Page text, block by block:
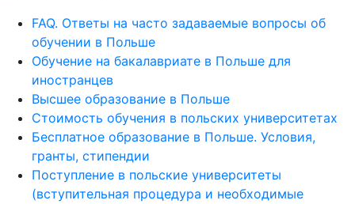
FAQ. Ответы на часто задаваемые вопросы об
обучении в Польше
Обучение на бакалавриате в Польше для
иностранцев
Высшее образование в Польше
Стоимость обучения в польских университетах
Бесплатное образование в Польше. Условия,
гранты, стипендии
Поступление в польские университеты
(вступительная процедура и необходимые